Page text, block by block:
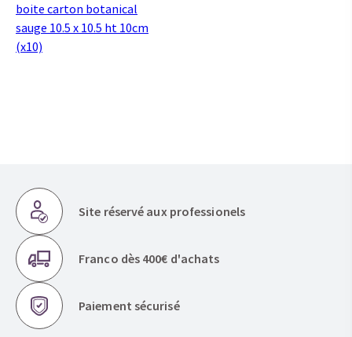
boite carton botanical
sauge 10.5 x 10.5 ht 10cm
(x10)
Site réservé aux professionels
Franco dès 400€ d'achats
Paiement sécurisé